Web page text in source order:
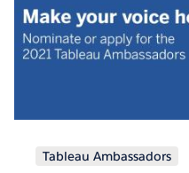
Tableau Ambassadors